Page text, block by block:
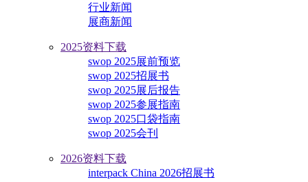
行业新闻
展商新闻
2025资料下载
swop 2025展前预览
swop 2025招展书
swop 2025展后报告
swop 2025参展指南
swop 2025口袋指南
swop 2025会刊
2026资料下载
interpack China 2026招展书